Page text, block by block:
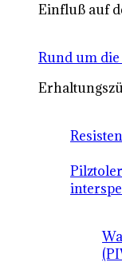
Einfluß auf
Rund um